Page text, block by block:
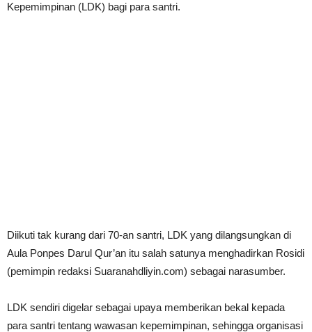
Kepemimpinan (LDK) bagi para santri.
Diikuti tak kurang dari 70-an santri, LDK yang dilangsungkan di
Aula Ponpes Darul Qur’an itu salah satunya menghadirkan Rosidi
(pemimpin redaksi Suaranahdliyin.com) sebagai narasumber.
LDK sendiri digelar sebagai upaya memberikan bekal kepada
para santri tentang wawasan kepemimpinan, sehingga organisasi